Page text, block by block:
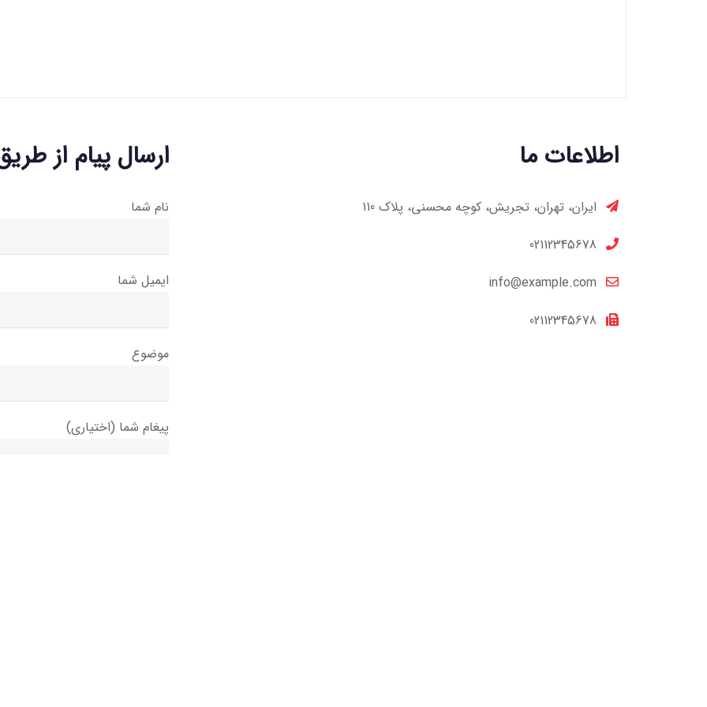
اطلاعات ما
ایران، تهران، تجریش، کوچه محسنی، پلاک 110
02112345678
info@example.com
02112345678
ارسال پیام از
نام شما
ایمیل شما
موضوع
پیغام شما (اختیاری)